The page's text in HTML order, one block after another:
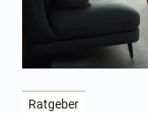
Ratgeber